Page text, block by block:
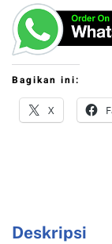
Bagikan ini:
X
Deskripsi